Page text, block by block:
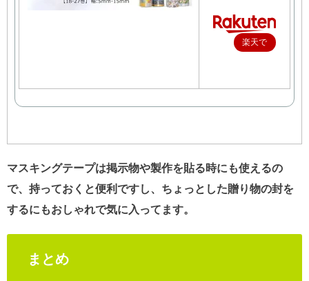
楽天で
マスキングテープは掲示物や製作を貼る時にも使えるの
で、持っておくと便利ですし、ちょっとした贈り物の封を
するにもおしゃれで気に入ってます。
まとめ